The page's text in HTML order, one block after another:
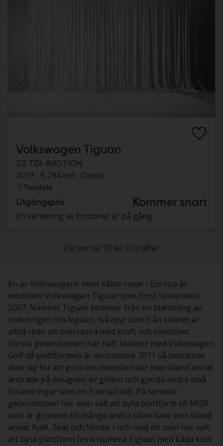
Volkswagen Tiguan
2.0 TDI 4MOTION
2019
6 294 mil
Diesel
Svedala
Utgångspris Kommer snart
En värdering av fordonet är på gång
Du ser nu 10 av 10 träffar
En av Volkswagens mest sålda suvar i Europa är
modellen Volkswagen Tiguan som först lanserades
2007. Namnet Tiguan kommer från en blandning av
orden tiger och leguan, två djur som från stillhet är
alltid redo att överraska med kraft och snabbhet.
Första generationen har haft likheter med Volkswagen
Golf då plattformen är densamma. 2011 så bestämde
man sig för att göra om modellen där man bland annat
ändrade på designen av grillen och gjorda andra små
förändringar som en 3-ekrad ratt. På senaste
generationen har man valt att byta plattform till MQB
som är grunden till många andra tillverkare som bland
annat Audi, Seat och Skoda. I och med att man har valt
att byta plattform finns numera Tiguan med båda kort